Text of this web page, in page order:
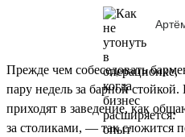
Прежде чем собеседовать
пару недель за барной
приходят в заведение, как
за столиками, — так сложится